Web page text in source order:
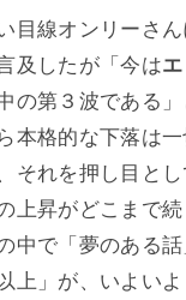
目線オンリーさん
及したが「今は
の第３波である
本格的な下落は
それを押し目とし
上昇がどこまで
中で「夢のある
上」が、いよい